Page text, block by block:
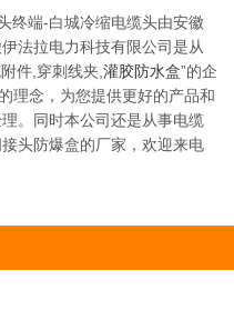
终端-白城冷缩电缆头由安徽
法拉电力科技有限公司是从
件,穿刺线夹, 灌胶防水盒”的企
理念，为您提供更好的产品和
。同时本公司还是从事电缆
头防爆盒的厂家，欢迎来电